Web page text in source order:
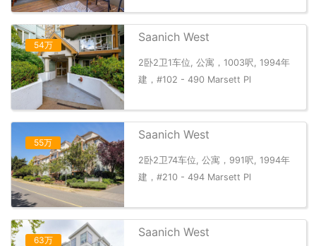
54万
Saanich West
2卧2卫1车位, 公寓，1003呎, 1994年
建，#102 - 490 Marsett Pl
55万
Saanich West
2卧2卫74车位, 公寓，991呎, 1994年
建，#210 - 494 Marsett Pl
63万
Saanich West